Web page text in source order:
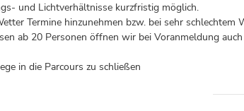
und Lichtverhältnisse kurzfristig möglich.
Termine hinzunehmen bzw. bei sehr schlechtem
ab 20 Personen öffnen wir bei Voranmeldung
in die Parcours zu schließen